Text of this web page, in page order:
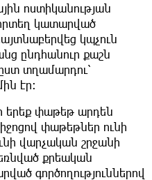
ոստիկանության
կատարված
կպչուն
ընդհանուր քաշն
տղամարդու՝
էր։
երեք փաթեթ արդեն
փաթեթներ ունի
վարչական շրջանի
քրեական
գործողություններով